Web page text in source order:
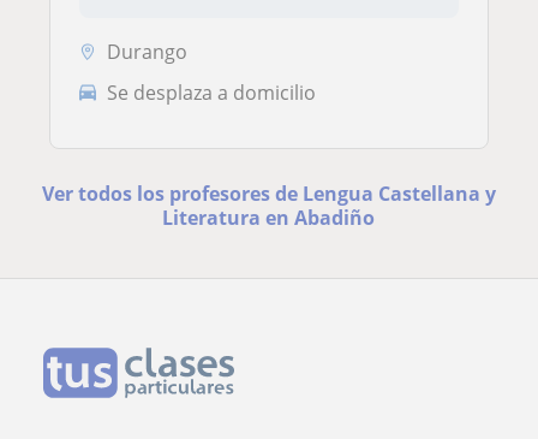
Durango
Se desplaza a domicilio
Ver todos los profesores de Lengua Castellana y
Literatura en Abadiño